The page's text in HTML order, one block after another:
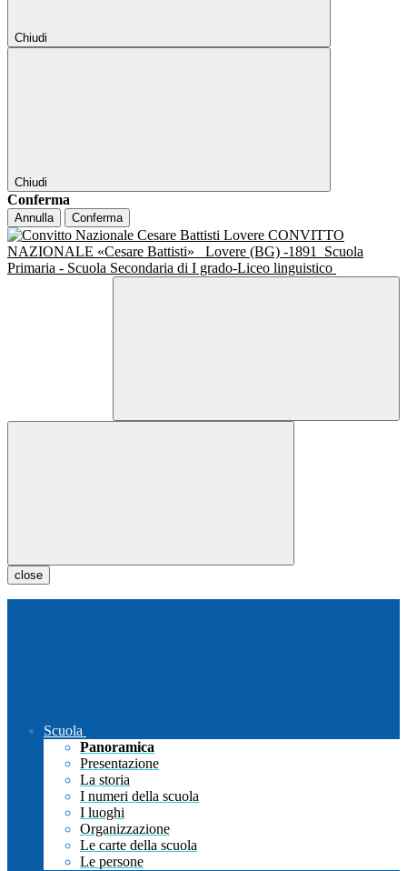
Chiudi
Chiudi
Conferma
Annulla Conferma
CONVITTO
NAZIONALE «Cesare Battisti»
Lovere (BG) -1891
Scuola
Primaria - Scuola Secondaria di I grado-Liceo linguistico
close
Scuola
Panoramica
Presentazione
La storia
I numeri della scuola
I luoghi
Organizzazione
Le carte della scuola
Le persone